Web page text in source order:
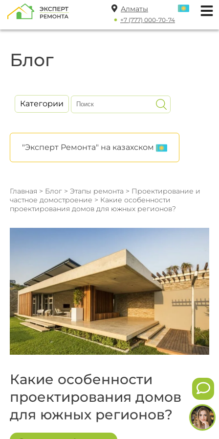
Алматы
+7 (777) 000-70-74
Блог
Категории
"Эксперт Ремонта" на казахском
Главная > Блог > Этапы ремонта > Проектирование и
частное домостроение > Какие особенности
проектирования домов для южных регионов?
Какие особенности
проектирования домов
для южных регионов?